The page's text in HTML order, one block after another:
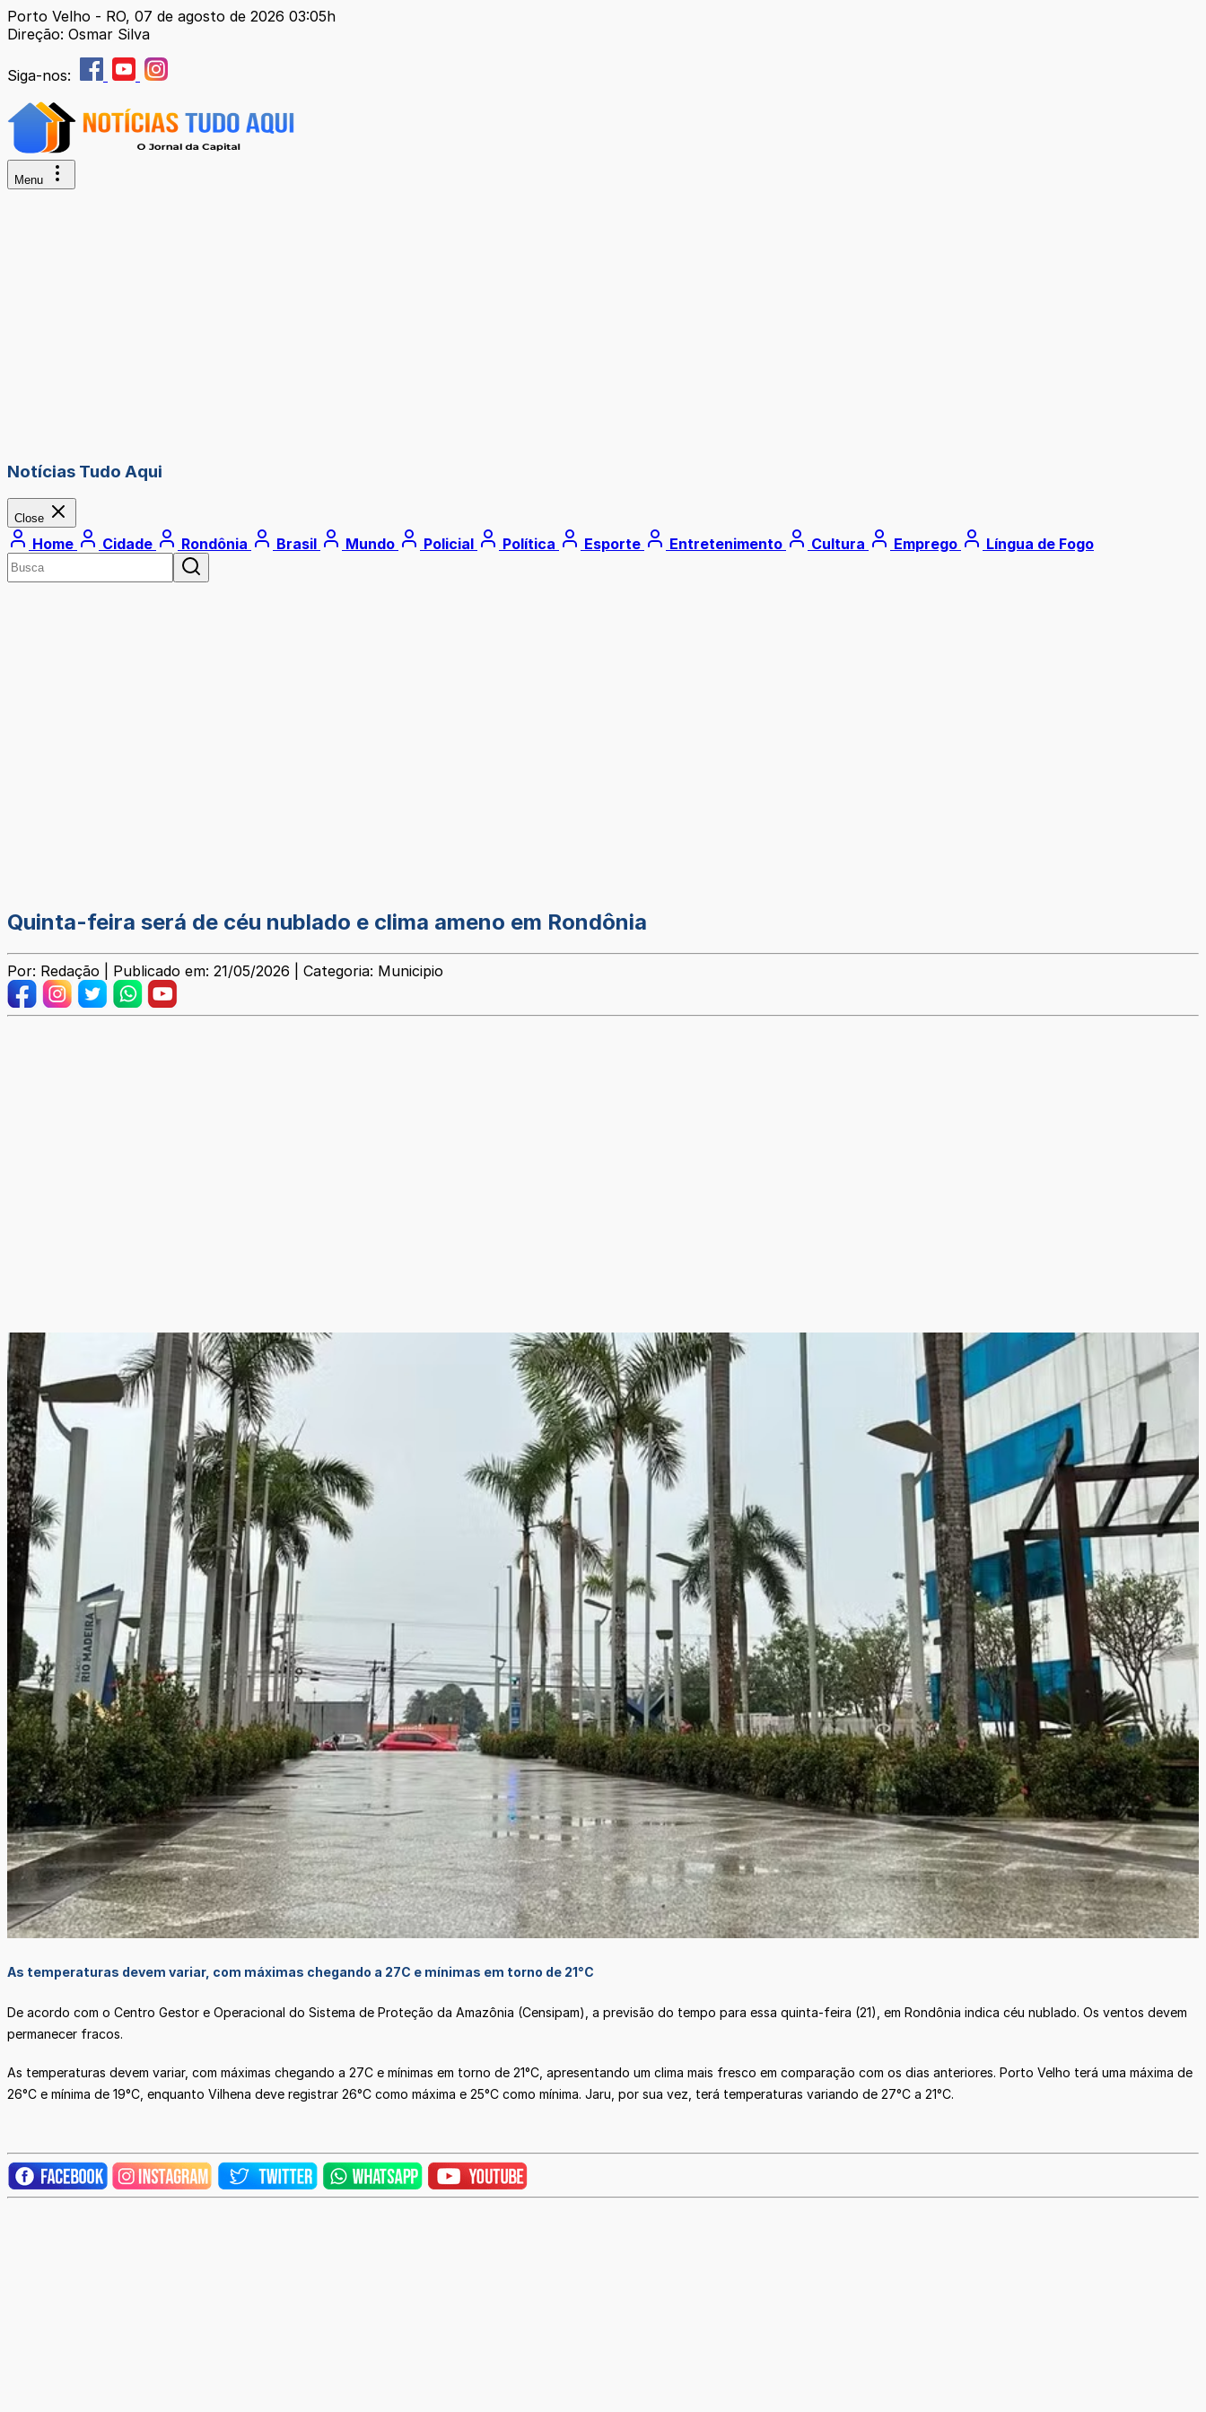
Porto Velho - RO, 07 de agosto de 2026 03:05h
Direção: Osmar Silva
Siga-nos:
Menu
Notícias Tudo Aqui
Close
Home Cidade Rondônia Brasil Mundo Policial Política Esporte Entretenimento Cultura Emprego Língua de Fogo
Quinta-feira será de céu nublado e clima ameno em Rondônia
Por: Redação | Publicado em: 21/05/2026 | Categoria: Municipio
As temperaturas devem variar, com máximas chegando a 27C e mínimas em torno de 21°C
De acordo com o Centro Gestor e Operacional do Sistema de Proteção da Amazônia (Censipam), a previsão do tempo para essa quinta-feira (21), em Rondônia indica céu nublado. Os ventos devem
permanecer fracos.
As temperaturas devem variar, com máximas chegando a 27C e mínimas em torno de 21°C, apresentando um clima mais fresco em comparação com os dias anteriores. Porto Velho terá uma máxima de
26°C e mínima de 19°C, enquanto Vilhena deve registrar 26°C como máxima e 25°C como mínima. Jaru, por sua vez, terá temperaturas variando de 27°C a 21°C.